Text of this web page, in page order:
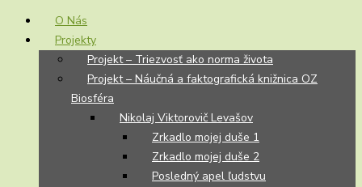
O Nás
Projekty
Projekt – Triezvosť ako norma života
Projekt – Náučná a faktografická knižnica OZ
Biosféra
Nikolaj Viktorovič Levašov
Zrkadlo mojej duše 1
Zrkadlo mojej duše 2
Posledný apel ľudstvu